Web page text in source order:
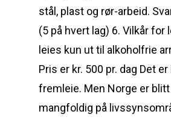
stål, plast og rør-arbeid.
(5 på hvert lag) 6. Vilkår for
leies kun ut til alkoholfrie
Pris er kr. 500 pr. dag Det
fremleie. Men Norge er
mangfoldig på